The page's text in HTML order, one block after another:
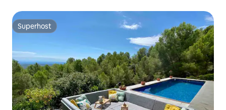
Superhost
Superhost